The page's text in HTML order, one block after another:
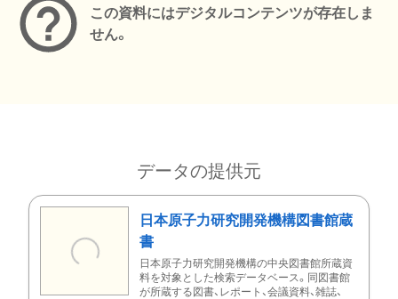
この資料にはデジタルコンテンツが存在しま
せん。
データの提供元
日本原子力研究開発機構図書館蔵
書
日本原子力研究開発機構の中央図書館所蔵資
料を対象とした検索データベース。同図書館
が所蔵する図書、レポート、会議資料、雑誌、